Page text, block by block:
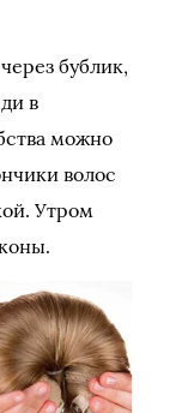
бублик,
в
можно
волос
Утром